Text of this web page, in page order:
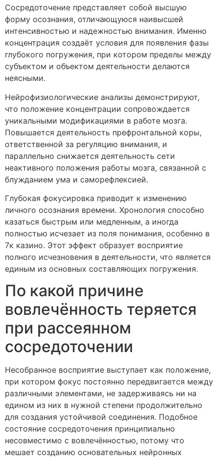
Сосредоточение представляет собой высшую
форму осознания, отличающуюся наивысшей
интенсивностью и надежностью внимания. Именно
концентрация создаёт условия для появления фазы
глубокого погружения, при котором пределы между
субъектом и объектом деятельности делаются
неясными.
Нейрофизиологические анализы демонстрируют,
что положение концентрации сопровождается
уникальными модификациями в работе мозга.
Повышается деятельность префронтальной коры,
ответственной за регуляцию внимания, и
параллельно снижается деятельность сети
неактивного положения работы мозга, связанной с
блужданием ума и саморефлексией.
Глубокая фокусировка приводит к изменению
личного осознания времени. Хронология способно
казаться быстрым или медленным, а иногда
полностью исчезает из поля понимания, особенно в
7к казино. Этот эффект образует восприятие
полного исчезновения в деятельности, что является
единым из основных составляющих погружения.
По какой причине
вовлечённость теряется
при рассеянном
сосредоточении
Несобранное восприятие выступает как положение,
при котором фокус постоянно передвигается между
различными элементами, не задерживаясь ни на
едином из них в нужной степени продолжительно
для создания устойчивой соединения. Подобное
состояние сосредоточения принципиально
несовместимо с вовлечённостью, потому что
мешает созданию основательных нейронных